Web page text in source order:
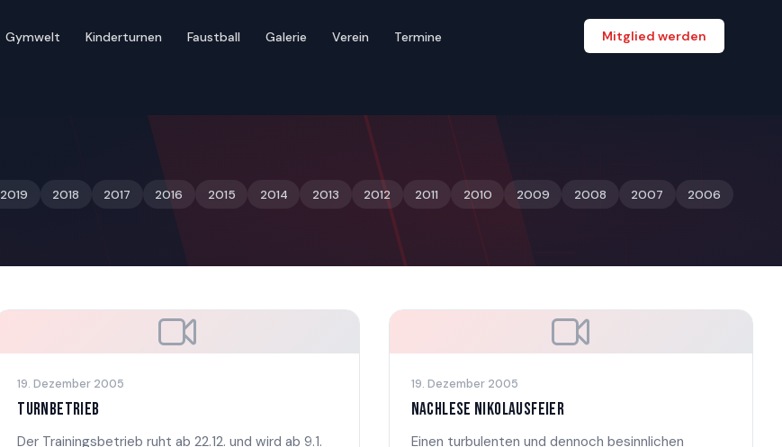
Gymwelt Kinderturnen Faustball Galerie Verein Termine Mitglied werden
2019 2018 2017 2016 2015 2014 2013 2012 2011 2010 2009 2008 2007
2006
19. Dezember 2005
TURNBETRIEB
Der Trainingsbetrieb ruht ab 22.12. und wird ab 9.1.
19. Dezember 2005
NACHLESE NIKOLAUSFEIER
Einen turbulenten und dennoch besinnlichen